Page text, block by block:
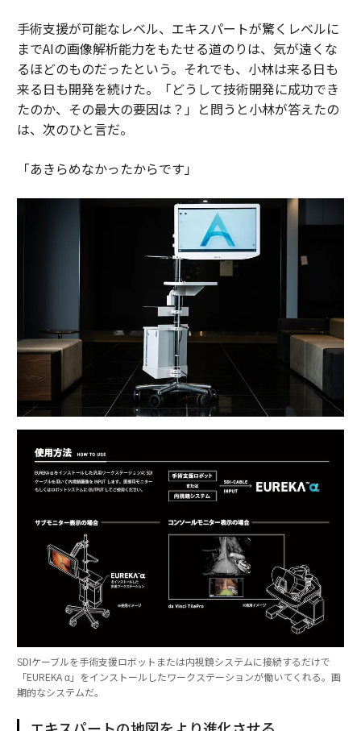
手術支援が可能なレベル、エキスパートが驚くレベルに
までAIの画像解析能力をもたせる道のりは、気が遠くな
るほどのものだったという。それでも、小林は来る日も
来る日も開発を続けた。「どうして技術開発に成功でき
たのか、その最大の要因は？」と問うと小林が答えたの
は、次のひと言だ。
「あきらめなかったからです」
SDIケーブルを手術支援ロボットまたは内視鏡システムに接続するだけで
「EUREKA α」をインストールしたワークステーションが働いてくれる。画
期的なシステムだ。